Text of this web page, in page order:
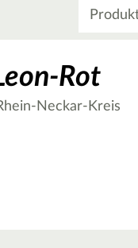
Rot
Neckar-Kreis